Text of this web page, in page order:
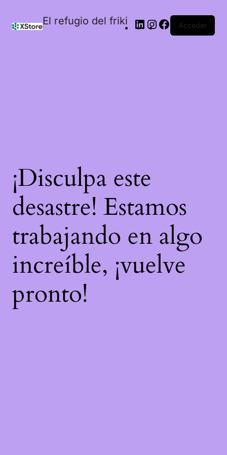
El refugio del friki Acceder
¡Disculpa este
desastre! Estamos
trabajando en algo
increíble, ¡vuelve
pronto!